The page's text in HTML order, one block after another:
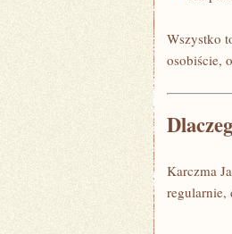
Wszystko
osobiście,
Karczma
regularnie,